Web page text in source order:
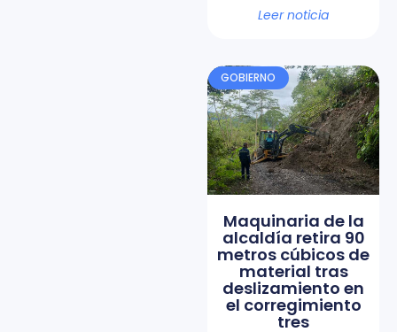
Leer noticia
GOBIERNO
Maquinaria de la
alcaldía retira 90
metros cúbicos de
material tras
deslizamiento en
el corregimiento
tres